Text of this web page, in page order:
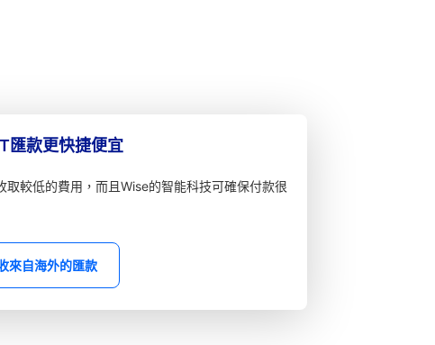
匯款更快捷便宜
取較低的費用，而且Wise的智能科技可確保付款很
來自海外的匯款